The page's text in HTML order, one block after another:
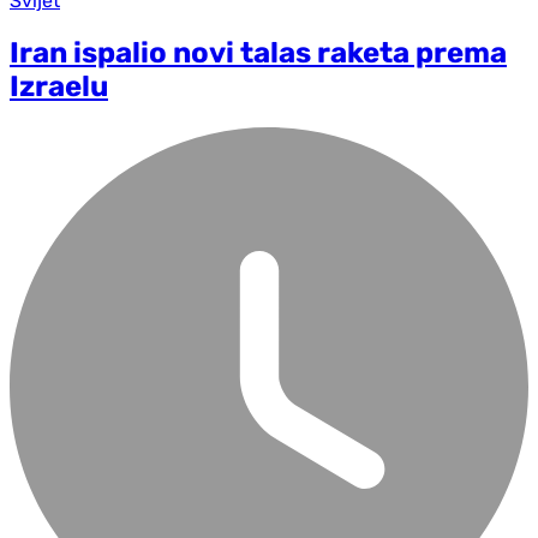
Iran ispalio novi talas raketa prema
Izraelu